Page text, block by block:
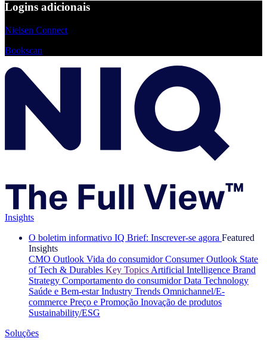
Logins adicionais
Nielsen Connect
Bookscan
Insights
O boletim informativo IQ Brief: Inscrever-se agora Featured
Insights
CMO Outlook Vida do consumidor Consumer Outlook State
of Tech & Durables Key Topics Artificial Intelligence Brand
Strategy Comportamento do consumidor Data Technology
Saúde e Bem-estar Industry Trends Omnichannel/E-
commerce Preço e Promoção Inovação de produtos
Sustainability/ESG
Soluções